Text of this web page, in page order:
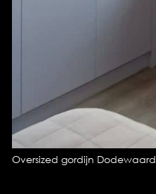
Oversized gordijn Dodewaard